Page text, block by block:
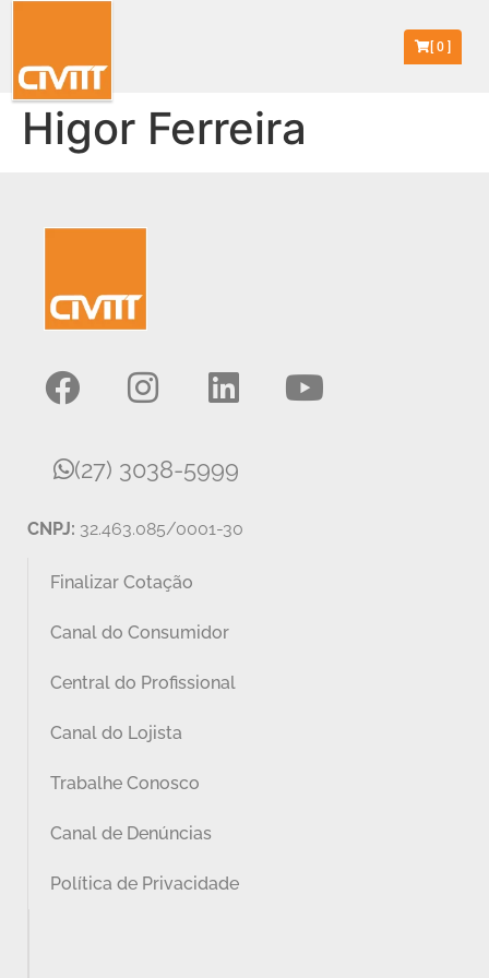
[0]
Higor Ferreira
(27) 3038-5999
CNPJ: 32.463.085/0001-30
Finalizar Cotação
Canal do Consumidor
Central do Profissional
Canal do Lojista
Trabalhe Conosco
Canal de Denúncias
Política de Privacidade